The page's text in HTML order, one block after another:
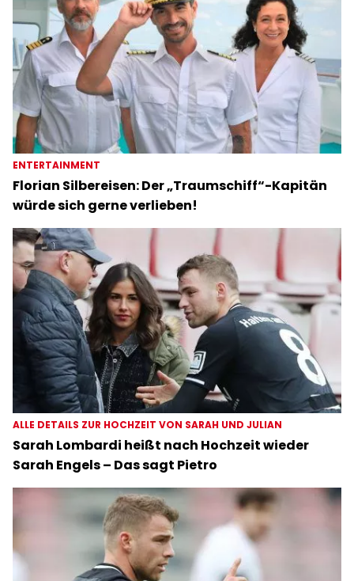
ENTERTAINMENT
Florian Silbereisen: Der „Traumschiff“-Kapitän
würde sich gerne verlieben!
ALLE DETAILS ZUR HOCHZEIT VON SARAH UND JULIAN
Sarah Lombardi heißt nach Hochzeit wieder
Sarah Engels – Das sagt Pietro